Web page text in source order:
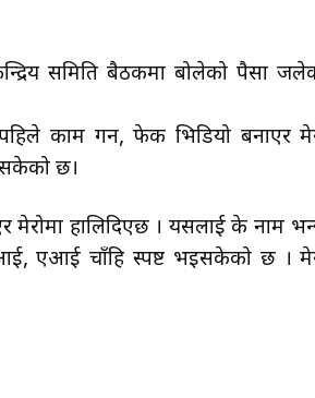
समिति बैठकमा बोलेको पैसा
काम गर्ने, फेक भिडियो बनाएर
छ।
मेरोमा हालिदिएछ । यसलाई के नाम
एआई चाँहि स्पष्ट भइसकेको छ ।